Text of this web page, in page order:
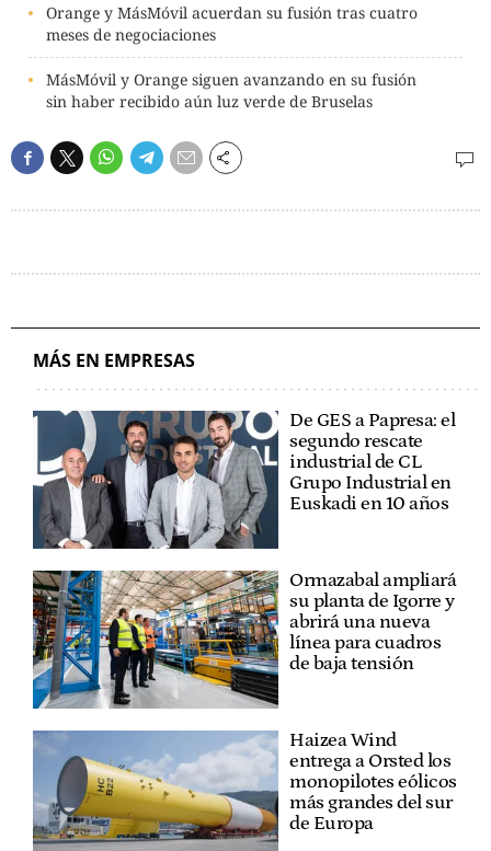
Orange y MásMóvil acuerdan su fusión tras cuatro
meses de negociaciones
MásMóvil y Orange siguen avanzando en su fusión
sin haber recibido aún luz verde de Bruselas
MÁS EN EMPRESAS
De GES a Papresa: el
segundo rescate
industrial de CL
Grupo Industrial en
Euskadi en 10 años
Ormazabal ampliará
su planta de Igorre y
abrirá una nueva
línea para cuadros
de baja tensión
Haizea Wind
entrega a Orsted los
monopilotes eólicos
más grandes del sur
de Europa